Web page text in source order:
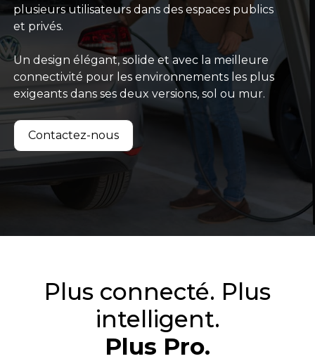
plusieurs utilisateurs dans des espaces publics
et privés.
Un design élégant, solide et avec la meilleure
connectivité pour les environnements les plus
exigeants dans ses deux versions, sol ou mur.
Contactez-nous
Plus connecté. Plus
intelligent.
Plus Pro.